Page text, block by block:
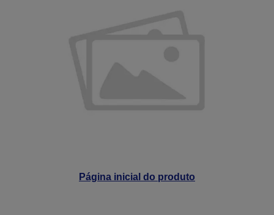
Página inicial do produto